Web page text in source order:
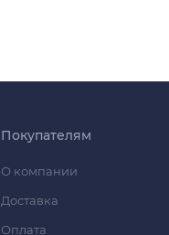
Покупателям
О компании
Доставка
Оплата